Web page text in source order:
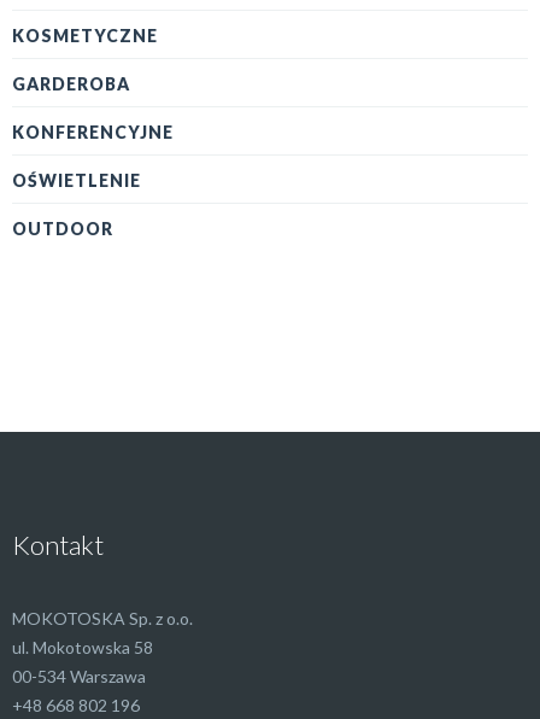
KOSMETYCZNE
GARDEROBA
KONFERENCYJNE
OŚWIETLENIE
OUTDOOR
Kontakt
MOKOTOSKA Sp. z o.o.
ul. Mokotowska 58
00-534 Warszawa
+48 668 802 196